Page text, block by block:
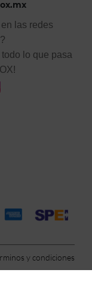
las redes
lo que pasa
y condiciones